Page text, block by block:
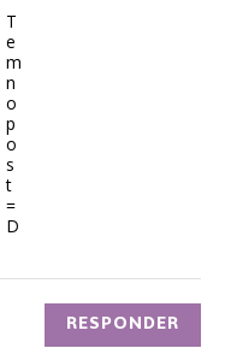
T
e
m
n
o
p
o
s
t
=
D
RESPONDER